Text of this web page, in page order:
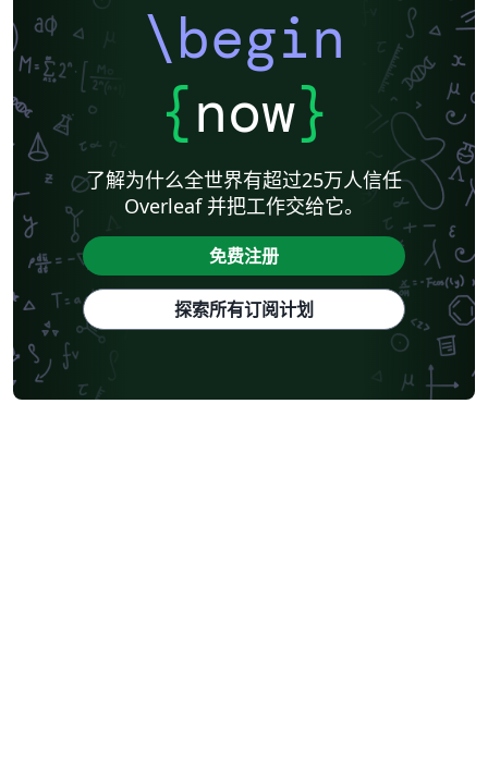
\begin
{now}
了解为什么全世界有超过25万人信任
Overleaf 并把工作交给它。
免费注册
探索所有订阅计划